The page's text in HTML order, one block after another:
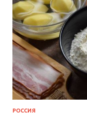
РОССИЯ